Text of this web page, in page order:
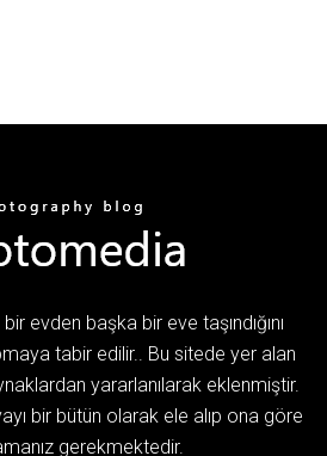
evden başka bir eve taşındığını
tabir edilir.. Bu sitede yer alan
yararlanılarak eklenmiştir.
bir bütün olarak ele alıp ona göre
gerekmektedir.